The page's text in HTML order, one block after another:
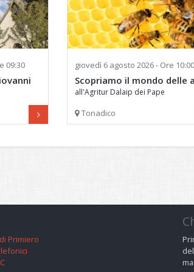
09:30 giovedì 6 agosto 2026 - Ore 10:00
Scopriamo il mondo delle
all'Agritur Dalaip dei Pape
Tonadico
Primiero